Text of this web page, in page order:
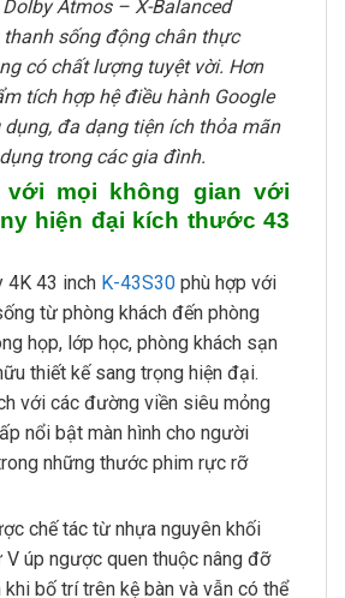
Atmos – X-Balanced
thanh sống động chân thực
có chất lượng tuyệt vời. Hơn
tích hợp hệ điều hành Google
đa dạng tiện ích thỏa mãn
trong các gia đình.
với mọi không gian với
hiện đại kích thước 43
4K 43 inch K-43S30 phù hợp với
từ phòng khách đến phòng
họp, lớp học, phòng khách sạn
thiết kế sang trọng hiện đại.
với các đường viền siêu mỏng
nổi bật màn hình cho người
những thước phim rực rỡ
chế tác từ nhựa nguyên khối
V úp ngược quen thuộc nâng đỡ
khi bố trí trên kệ bàn và vẫn có thể